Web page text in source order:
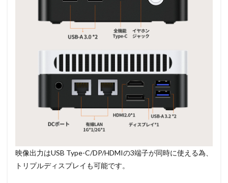
映像出力はUSB Type-C/DP/HDMIの3端子が同時に使える為、
トリプルディスプレイも可能です。